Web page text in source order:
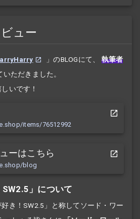
ュー
」のBLOGにて、
執筆者
いただきました。
いです！
items/76512992
ーはこちら
blog
SW2.5」について
き！SW2.5」と称してソード・ワー